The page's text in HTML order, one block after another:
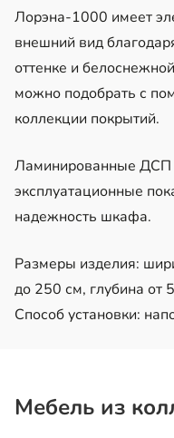
Лорэна-1000 имеет
внешний вид
оттенке и
можно подобрать с
коллекции покрытий.
Ламинированные ДСП
эксплуатационные
надежность шкафа.
Размеры изделия:
до 250 см, глубина от
Способ установки:
Мебель из